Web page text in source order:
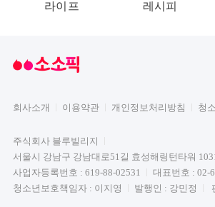
라이프 레시피
회사소개 이용약관 개인정보처리방침 청
주식회사 블루빌리지
서울시 강남구 강남대로51길 효성해링턴타워
사업자등록번호 : 619-88-02531
대표번호 : 02-
청소년보호책임자 : 이지영
발행인 : 강민정